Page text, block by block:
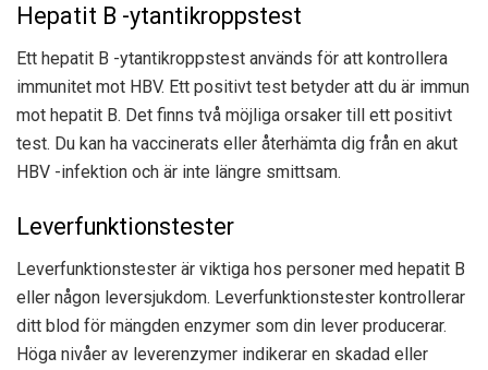
Hepatit B -ytantikroppstest
Ett hepatit B -ytantikroppstest används för att kontrollera
immunitet mot HBV. Ett positivt test betyder att du är immun
mot hepatit B. Det finns två möjliga orsaker till ett positivt
test. Du kan ha vaccinerats eller återhämta dig från en akut
HBV -infektion och är inte längre smittsam.
Leverfunktionstester
Leverfunktionstester är viktiga hos personer med hepatit B
eller någon leversjukdom. Leverfunktionstester kontrollerar
ditt blod för mängden enzymer som din lever producerar.
Höga nivåer av leverenzymer indikerar en skadad eller